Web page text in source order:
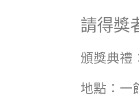
請得獎
頒獎典禮
地點：一